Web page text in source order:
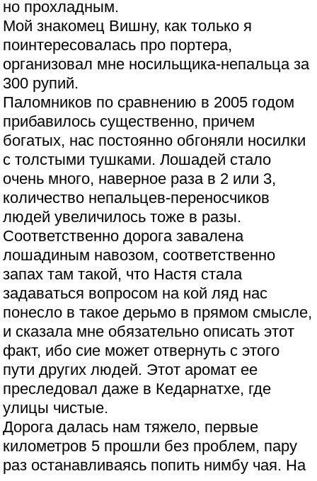
но прохладным.
Мой знакомец Вишну, как только я
поинтересовалась про портера,
организовал мне носильщика-непальца за
300 рупий.
Паломников по сравнению в 2005 годом
прибавилось существенно, причем
богатых, нас постоянно обгоняли носилки
с толстыми тушками. Лошадей стало
очень много, наверное раза в 2 или 3,
количество непальцев-переносчиков
людей увеличилось тоже в разы.
Соответственно дорога завалена
лошадиным навозом, соответственно
запах там такой, что Настя стала
задаваться вопросом на кой ляд нас
понесло в такое дерьмо в прямом смысле,
и сказала мне обязательно описать этот
факт, ибо сие может отвернуть с этого
пути других людей. Этот аромат ее
преследовал даже в Кедарнатхе, где
улицы чистые.
Дорога далась нам тяжело, первые
километров 5 прошли без проблем, пару
раз останавливаясь попить нимбу чая. На